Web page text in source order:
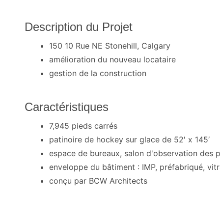
Description du Projet
150 10 Rue NE Stonehill, Calgary
amélioration du nouveau locataire
gestion de la construction
Caractéristiques
7,945 pieds carrés
patinoire de hockey sur glace de 52′ x 145′
espace de bureaux, salon d'observation des
enveloppe du bâtiment : IMP, préfabriqué,
conçu par BCW Architects